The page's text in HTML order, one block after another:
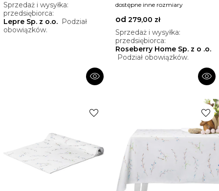
Sprzedaż i wysyłka:
przedsiębiorca:
Lepre Sp. z o.o. Podział
obowiązków.
visibility
dostępne inne rozmiary
od 279,00 zł
Sprzedaż i wysyłka:
przedsiębiorca:
Roseberry Home Sp. z o .o.
Podział obowiązków.
visibility
favorite favorite